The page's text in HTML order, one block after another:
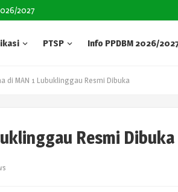
2027
PTSP Info PPDBM 2026/
di MAN 1 Lubuklinggau Resmi Dibuka
Resmi Dibuka